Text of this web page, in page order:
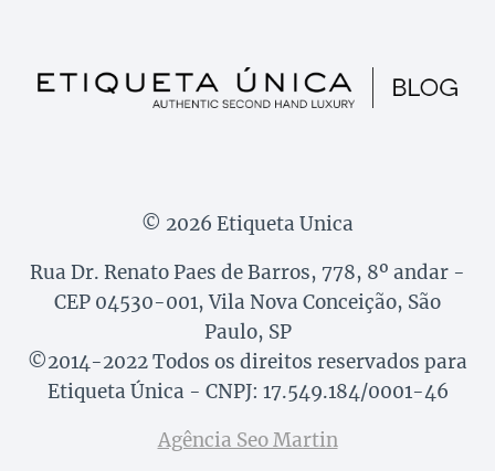
© 2026 Etiqueta Unica
Rua Dr. Renato Paes de Barros, 778, 8º andar -
CEP 04530-001, Vila Nova Conceição, São
Paulo, SP
©2014-2022 Todos os direitos reservados para
Etiqueta Única - CNPJ: 17.549.184/0001-46
Agência Seo Martin